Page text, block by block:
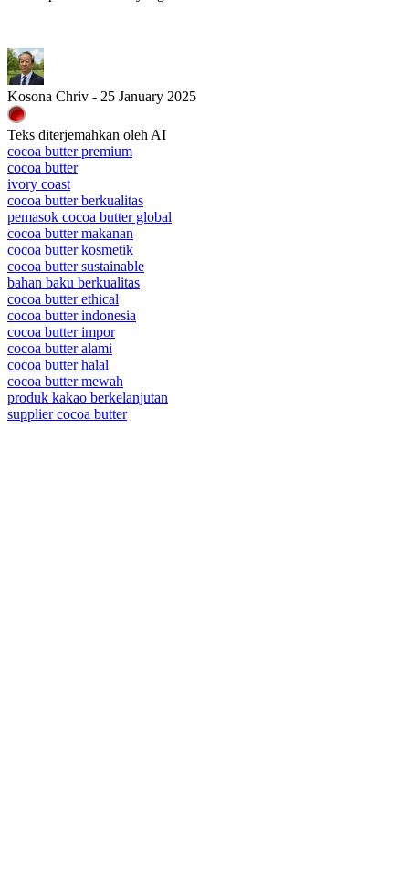
Kosona Chriv - 25 January 2025
Teks diterjemahkan oleh AI
cocoa butter premium
cocoa butter
ivory coast
cocoa butter berkualitas
pemasok cocoa butter global
cocoa butter makanan
cocoa butter kosmetik
cocoa butter sustainable
bahan baku berkualitas
cocoa butter ethical
cocoa butter indonesia
cocoa butter impor
cocoa butter alami
cocoa butter halal
cocoa butter mewah
produk kakao berkelanjutan
supplier cocoa butter